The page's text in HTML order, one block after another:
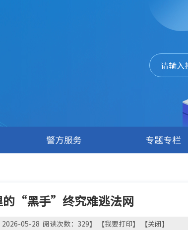
警方服务 专题专栏
的“黑手”终究难逃法网
05-28 阅读次数： 329】 【我要打印】 【关闭】